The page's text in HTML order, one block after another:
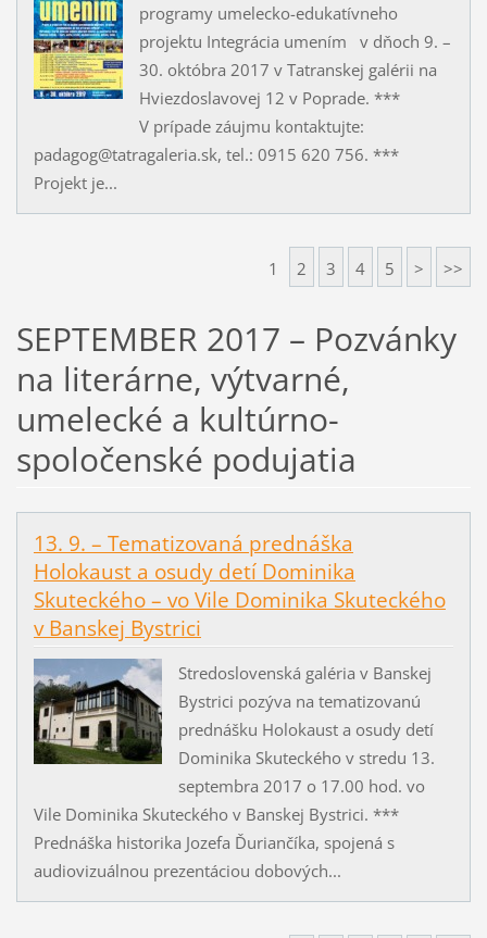
programy umelecko-edukatívneho
projektu Integrácia umením v dňoch 9. –
30. októbra 2017 v Tatranskej galérii na
Hviezdoslavovej 12 v Poprade. ***
V prípade záujmu kontaktujte:
padagog@tatragaleria.sk, tel.: 0915 620 756. ***
Projekt je...
1 2 3 4 5 > >>
SEPTEMBER 2017 – Pozvánky
na literárne, výtvarné,
umelecké a kultúrno-
spoločenské podujatia
13. 9. – Tematizovaná prednáška
Holokaust a osudy detí Dominika
Skuteckého – vo Vile Dominika Skuteckého
v Banskej Bystrici
Stredoslovenská galéria v Banskej
Bystrici pozýva na tematizovanú
prednášku Holokaust a osudy detí
Dominika Skuteckého v stredu 13.
septembra 2017 o 17.00 hod. vo
Vile Dominika Skuteckého v Banskej Bystrici. ***
Prednáška historika Jozefa Ďuriančíka, spojená s
audiovizuálnou prezentáciou dobových...